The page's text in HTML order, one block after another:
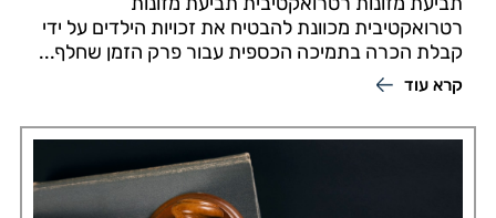
רטרואקטיבית מכוונת להבטיח את זכויות הילדים על ידי
קבלת הכרה בתמיכה הכספית עבור פרק הזמן שחלף...
קרא עוד